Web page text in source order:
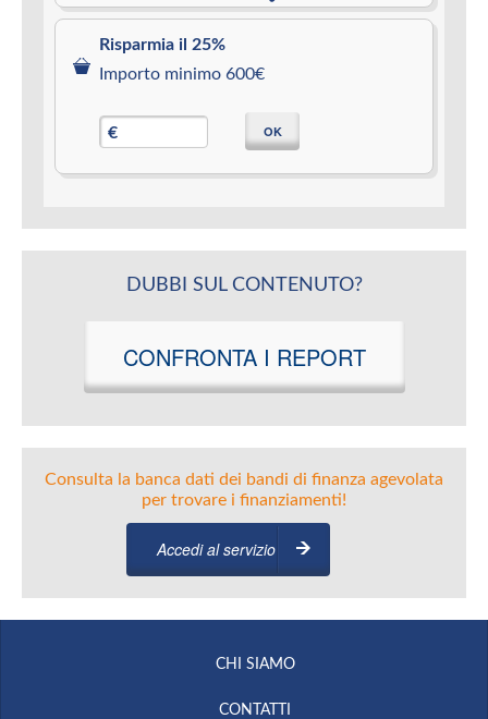
Risparmia il 25%
Importo minimo 600€
€ OK
DUBBI SUL CONTENUTO?
CONFRONTA I REPORT
Consulta la banca dati dei bandi di finanza agevolata
per trovare i finanziamenti!
Accedi al servizio
CHI SIAMO
CONTATTI